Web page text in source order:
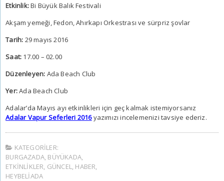
Etkinlik:Bi Büyük Balık Festivali
Akşam yemeği, Fedon, Ahırkapı Orkestrası ve sürpriz şovlar
Tarih: 29 mayıs 2016
Saat: 17.00 – 02.00
Düzenleyen: Ada Beach Club
Yer:Ada Beach Club
Adalar’da Mayıs ayı etkinlikleri için geç kalmak istemiyorsanız
Adalar Vapur Seferleri 2016yazımızı incelemenizi tavsiye ederiz.
KATEGORILER:
BURGAZADA, BÜYÜKADA,
ETKINLIKLER, GÜNCEL, HABER,
HEYBELIADA